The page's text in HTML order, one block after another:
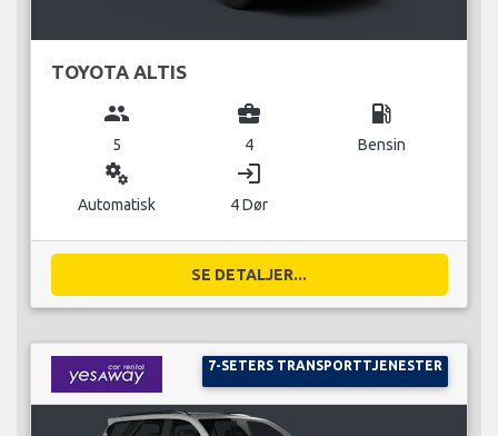
TOYOTA ALTIS
group
5
business_center
4
local_gas_station
Bensin
miscellaneous_services
Automatisk
login
4 Dør
SE DETALJER...
7-SETERS TRANSPORTTJENESTER